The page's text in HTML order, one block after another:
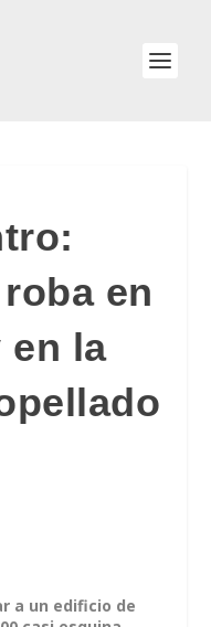
en
en la
a un edificio de